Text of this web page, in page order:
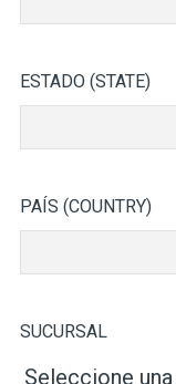
ESTADO (STATE)
PAÍS (COUNTRY)
SUCURSAL